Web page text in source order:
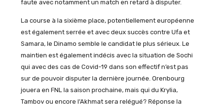
faute avec notamment un match en retard à disputer.
La course à la sixième place, potentiellement européenne
est également serrée et avec deux succès contre Ufa et
Samara, le Dinamo semble le candidat le plus sérieux. Le
maintien est également indécis avec la situation de Sochi
qui avec des cas de Covid-19 dans son effectif n’est pas
sur de pouvoir disputer la dernière journée. Orenbourg
jouera en FNL la saison prochaine, mais qui du Krylia,
Tambov ou encore l’Akhmat sera relégué? Réponse la